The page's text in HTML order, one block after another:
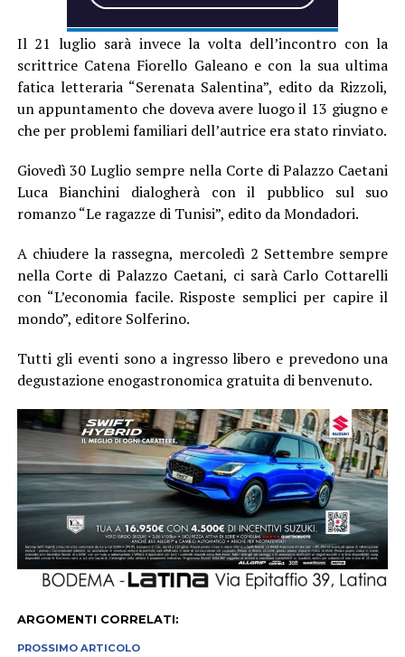
Il 21 luglio sarà invece la volta dell’incontro con la
scrittrice Catena Fiorello Galeano e con la sua ultima
fatica letteraria “Serenata Salentina”, edito da Rizzoli,
un appuntamento che doveva avere luogo il 13 giugno e
che per problemi familiari dell’autrice era stato rinviato.
Giovedì 30 Luglio sempre nella Corte di Palazzo Caetani
Luca Bianchini dialogherà con il pubblico sul suo
romanzo “Le ragazze di Tunisi”, edito da Mondadori.
A chiudere la rassegna, mercoledì 2 Settembre sempre
nella Corte di Palazzo Caetani, ci sarà Carlo Cottarelli
con “L’economia facile. Risposte semplici per capire il
mondo”, editore Solferino.
Tutti gli eventi sono a ingresso libero e prevedono una
degustazione enogastronomica gratuita di benvenuto.
ARGOMENTI CORRELATI:
PROSSIMO ARTICOLO